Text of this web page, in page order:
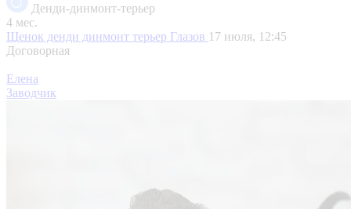
Денди-динмонт-терьер
4 мес.
Щенок денди динмонт терьер Глазов 17 июля, 12:45
Договорная
Елена
Заводчик